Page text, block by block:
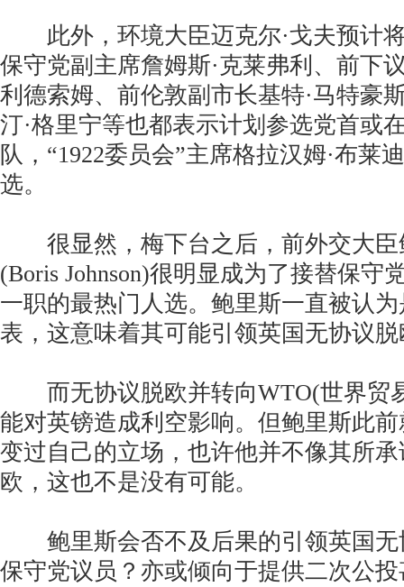
此外，环境大臣迈克尔·戈夫预计
保守党副主席詹姆斯·克莱弗利、前下
利德索姆、前伦敦副市长基特·马特豪
汀·格里宁等也都表示计划参选党首或
队，“1922委员会”主席格拉汉姆·布莱
选。
很显然，梅下台之后，前外交大臣
(Boris Johnson)很明显成为了接替保守
一职的最热门人选。鲍里斯一直被认
表，这意味着其可能引领英国无协议
而无协议脱欧并转向WTO(世界贸
能对英镑造成利空影响。但鲍里斯此
变过自己的立场，也许他并不像其所
欧，这也不是没有可能。
鲍里斯会否不及后果的引领英国无
保守党议员？亦或倾向于提供二次公